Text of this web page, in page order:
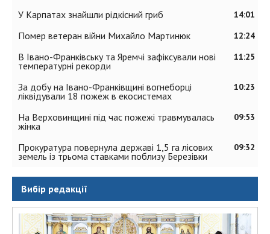
14:01
У Карпатах знайшли рідкісний гриб
12:24
Помер ветеран війни Михайло Мартинюк
11:25
В Івано-Франківську та Яремчі зафіксували нові
температурні рекорди
10:23
За добу на Івано-Франківщині вогнеборці
ліквідували 18 пожеж в екосистемах
09:53
На Верховинщині під час пожежі травмувалась
жінка
09:32
Прокуратура повернула державі 1,5 га лісових
земель із трьома ставками поблизу Березівки
Вибір редакції